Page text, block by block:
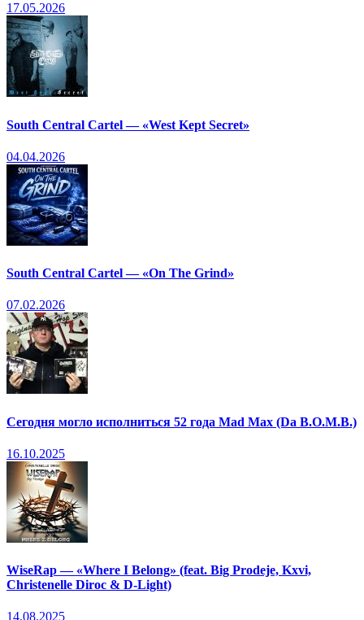
17.05.2026
South Central Cartel — «West Kept Secret»
04.04.2026
South Central Cartel — «On The Grind»
07.02.2026
Сегодня могло исполниться 52 года Mad Max (Da B.O.M.B.)
16.10.2025
WiseRap — «Where I Belong» (feat. Big Prodeje, Kxvi,
Christenelle Diroc & D-Light)
14.08.2025